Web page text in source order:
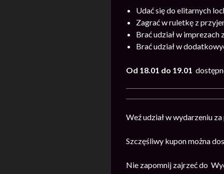
Udać się do elitarnych
Zagrać w ruletkę z
Brać udział w
Brać udział w
Od 18.01 do 19.01
Weź udział w wydarzeniu
Szczęśliwy kupon można
Nie zapomnij zajrzeć do